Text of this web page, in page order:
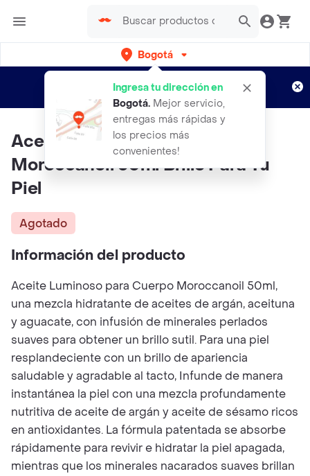
Bogotá
Ingresa tu dirección en
Bogotá. Mejor servicio,
entregas más rápidas y
los precios más
convenientes!
envíos gratis por semanas
Aplican TyC
Aceite Luminoso Para Cuerpo
Moroccanoil 50ml Brillo Para Tu
Piel
Agotado
Información del producto
Aceite Luminoso para Cuerpo Moroccanoil 50ml,
una mezcla hidratante de aceites de argán, aceituna
y aguacate, con infusión de minerales perlados
suaves para obtener un brillo sutil. Para una piel
resplandeciente con un brillo de apariencia
saludable y agradable al tacto, Infunde de manera
instantánea la piel con una mezcla profundamente
nutritiva de aceite de argán y aceite de sésamo ricos
en antioxidantes. La fórmula patentada se absorbe
rápidamente para revivir e hidratar la piel apagada,
mientras que los minerales nacarados suaves brillan